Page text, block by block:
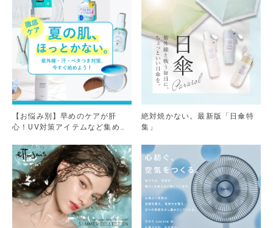
【お悩み別】早めのケアが肝
心！UV対策アイテムなど集めま
絶対焼かない。最新版「日傘特
集」